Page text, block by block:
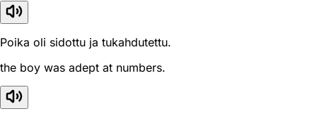
Poika oli sidottu ja tukahdutettu.
the boy was adept at numbers.